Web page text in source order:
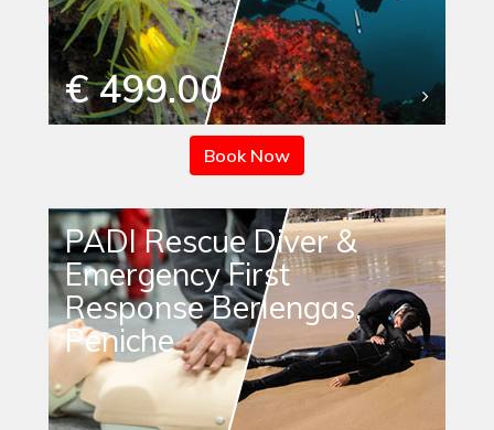
€ 499.00
Book Now
PADI Rescue Diver &
Emergency First
Response Berlengas,
Peniche